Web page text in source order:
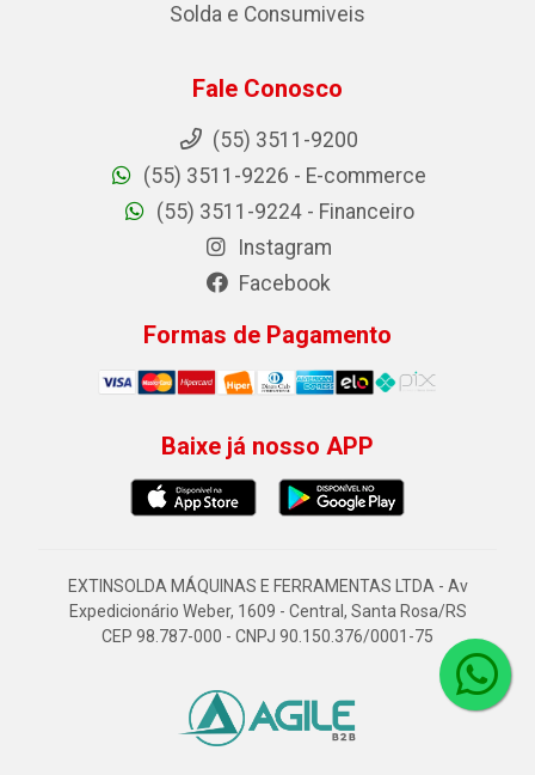
Solda e Consumiveis
Fale Conosco
(55) 3511-9200
(55) 3511-9226 - E-commerce
(55) 3511-9224 - Financeiro
Instagram
Facebook
Formas de Pagamento
Baixe já nosso APP
EXTINSOLDA MÁQUINAS E FERRAMENTAS LTDA - Av
Expedicionário Weber, 1609 - Central, Santa Rosa/RS
CEP 98.787-000 - CNPJ 90.150.376/0001-75